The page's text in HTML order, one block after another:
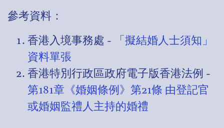
參考資料：
香港入境事務處 -
「擬結婚人士須知」
資料單張
香港特別行政區政府電子版香港法例 -
第181章《婚姻條例》第21條 由登記官
或婚姻監禮人主持的婚禮